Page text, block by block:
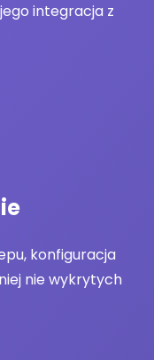
integracja z
konfiguracja
nie wykrytych